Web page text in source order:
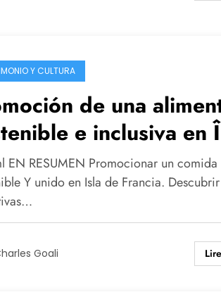
Y CULTURA
de una
e inclusiva en
EN RESUMEN Promocionar un comida
Y unido en Isla de Francia. Descubrir
Goali